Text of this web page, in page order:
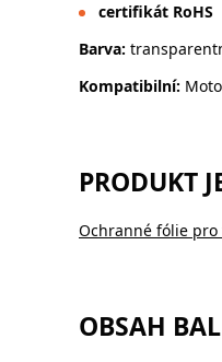
certifikát RoHS
Barva:
Kompatibilní:
PRODUKT
Ochranné fólie
OBSAH